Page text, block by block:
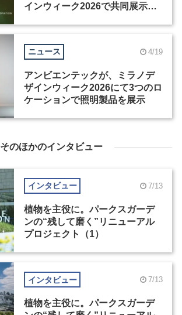
インウィーク2026で共同展示を
ニュース 4/19
アンビエンテックが、ミラノデ
ザインウィーク2026にて3つのロ
ケーションで照明製品を展示
そのほかのインタビュー
インタビュー 7/13
植物を主役に。パークスガーデ
ンの“残して磨く”リニューアル
プロジェクト（1）
インタビュー 7/13
植物を主役に。パークスガーデ